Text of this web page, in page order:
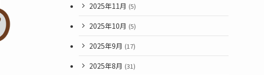
2025年11月 (5)
2025年10月 (5)
2025年9月 (17)
2025年8月 (31)